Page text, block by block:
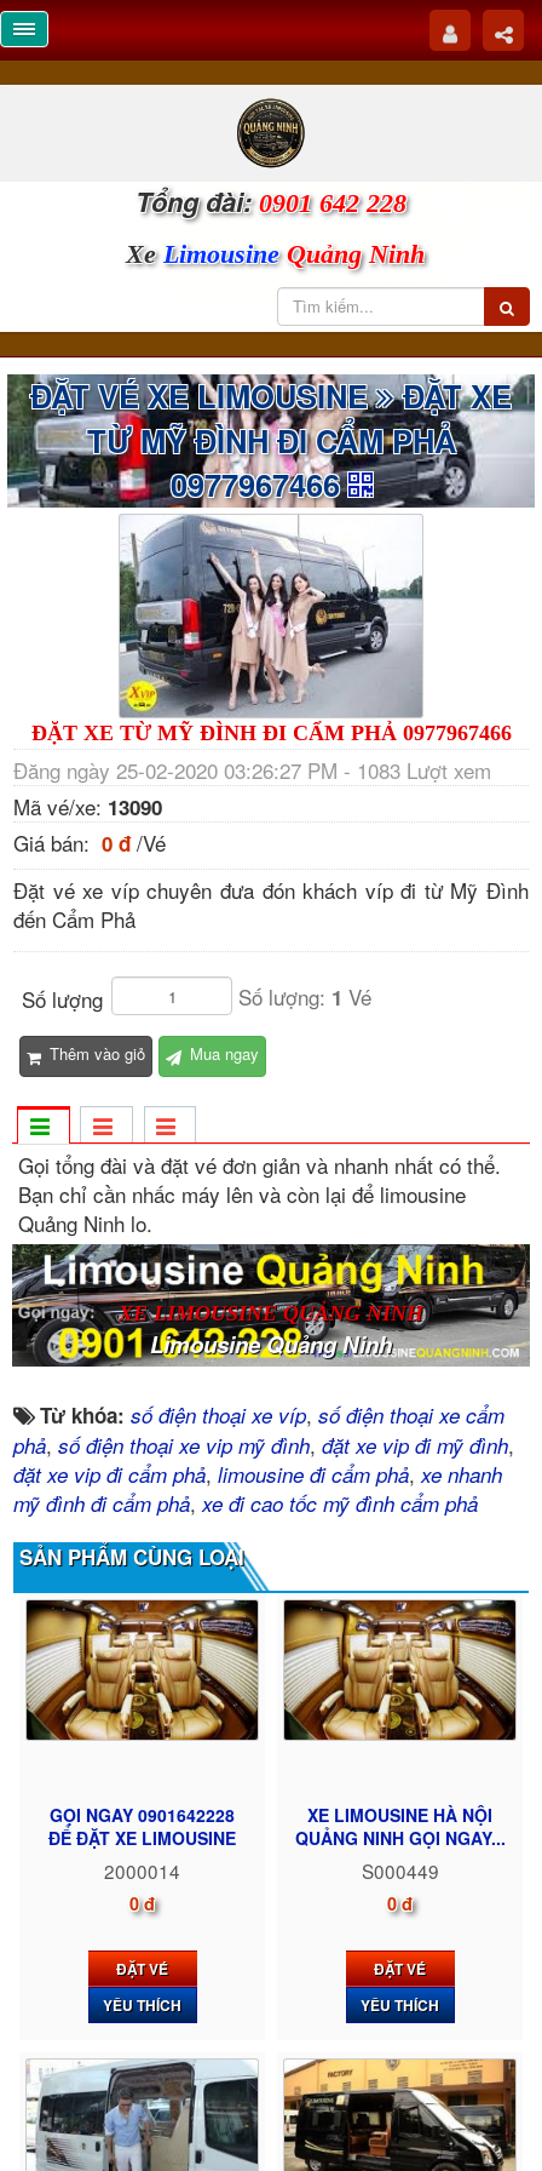
Tổng đài: 0901 642 228
XeLimousineQuảng Ninh
ĐẶT VÉ XE LIMOUSINE ĐẶT XE
TỪ MỸ ĐÌNH ĐI CẨM PHẢ
0977967466
ĐẶT XE TỪ MỸ ĐÌNH ĐI CẨM PHẢ 0977967466
Đăng ngày 25-02-2020 03:26:27 PM - 1083 Lượt xem
Mã vé/xe: 13090
Giá bán: 0 đ /Vé
Đặt vé xe víp chuyên đưa đón khách víp đi từ Mỹ Đình
đến Cẩm Phả
Số lượng Số lượng: 1 Vé
Thêm vào giỏ Mua ngay
Gọi tổng đài và đặt vé đơn giản và nhanh nhất có thể.
Bạn chỉ cần nhấc máy lên và còn lại để limousine
Quảng Ninh lo.
XE LIMOUSINE QUẢNG NINH
Limousine Quảng Ninh
Từ khóa: số điện thoại xe víp, số điện thoại xe cẩm
phả, số điện thoại xe vip mỹ đình, đặt xe vip đi mỹ đình,
đặt xe vip đi cẩm phả, limousine đi cẩm phả,xe nhanh
mỹ đình đi cẩm phả,xe đi cao tốc mỹ đình cẩm phả
SẢN PHẨM CÙNG LOẠI
GỌI NGAY 0901642228
ĐỂ ĐẶT XE LIMOUSINE
2000014
0 đ
ĐẶT VÉ
YÊU THÍCH
XE LIMOUSINE HÀ NỘI
QUẢNG NINH GỌI NGAY...
S000449
0 đ
ĐẶT VÉ
YÊU THÍCH